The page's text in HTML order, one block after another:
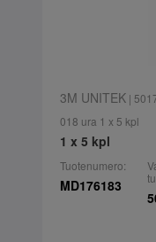
3M UNITEK|
018 ura 1 x 5 kpl
1 x 5 kpl
Tuotenumero:
MD176183